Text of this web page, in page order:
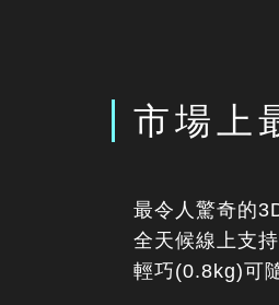
市場上
最令人驚奇的
全天候線上支
輕巧(0.8kg)可